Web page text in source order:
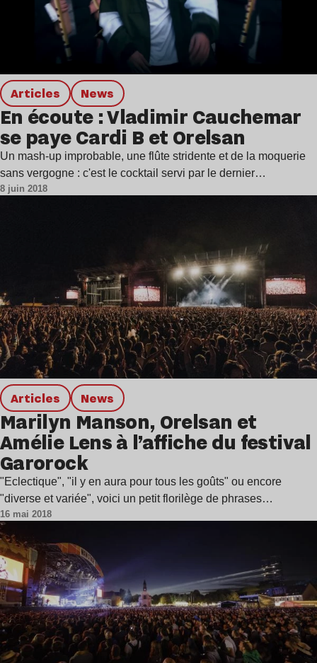
Articles news
En écoute : Vladimir Cauchemar
se paye Cardi B et Orelsan
Un mash-up improbable, une flûte stridente et de la moquerie
sans vergogne : c'est le cocktail servi par le dernier…
8 juin 2018
Articles news
Marilyn Manson, Orelsan et
Amélie Lens à l’affiche du festival
Garorock
"Eclectique", "il y en aura pour tous les goûts" ou encore
"diverse et variée", voici un petit florilège de phrases…
16 mai 2018